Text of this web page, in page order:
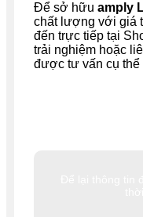
Để sở hữu amply
chất lượng với giá
đến trực tiếp tại
trải nghiệm hoặc
được tư vấn cụ thể